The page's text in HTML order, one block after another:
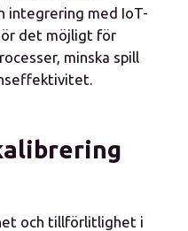
integrering med IoT-
det möjligt för
minska spill
och tillförlitlighet i